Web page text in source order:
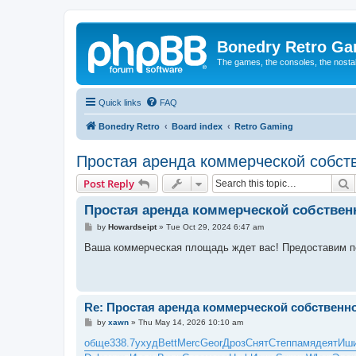
Bonedry Retro
The games, the consoles, the
Quick links FAQ
Bonedry Retro Board index Retro Gaming
Простая аренда коммерческой
Post Reply
Простая аренда коммерческой
P
s
by Howardseipt» Tue Oct 29, 2024 6:47 am
Ваша коммерческая площадь ждет вас! Предоставим
Re: Простая аренда коммерческой
P
s
t
by xawn» Thu May 14, 2026 10:10 am
обще338.7ухудBettMercGeorДрозСнятСтеппамядеят